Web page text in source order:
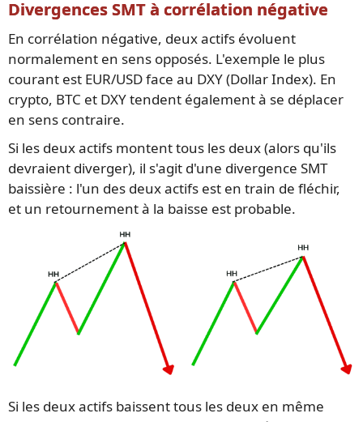
Divergences SMT à corrélation négative
En corrélation négative, deux actifs évoluent
normalement en sens opposés. L'exemple le plus
courant est EUR/USD face au DXY (Dollar Index). En
crypto, BTC et DXY tendent également à se déplacer
en sens contraire.
Si les deux actifs montent tous les deux (alors qu'ils
devraient diverger), il s'agit d'une divergence SMT
baissière : l'un des deux actifs est en train de fléchir,
et un retournement à la baisse est probable.
Si les deux actifs baissent tous les deux en même